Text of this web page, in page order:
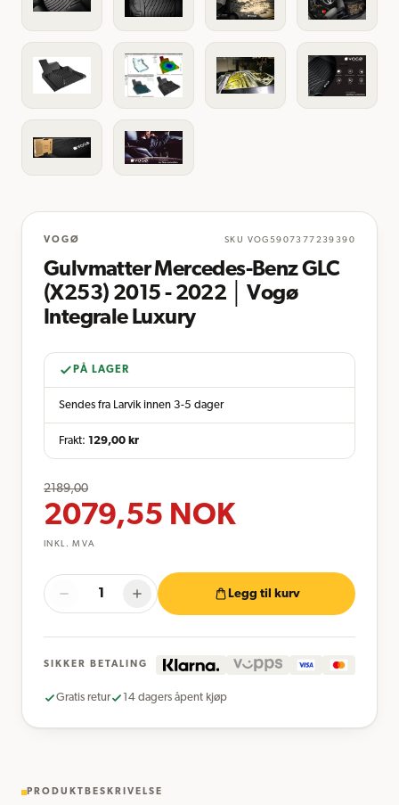
VOGØ SKU VOG5907377239390
Gulvmatter Mercedes-Benz GLC
(X253) 2015 - 2022 │ Vogø
Integrale Luxury
PÅ LAGER
Sendes fra Larvik innen 3-5 dager
Frakt: 129,00 kr
2189,00
2079,55 NOK
INKL. MVA
Legg til kurv
SIKKER BETALING
Gratis retur 14 dagers åpent kjøp
PRODUKTBESKRIVELSE